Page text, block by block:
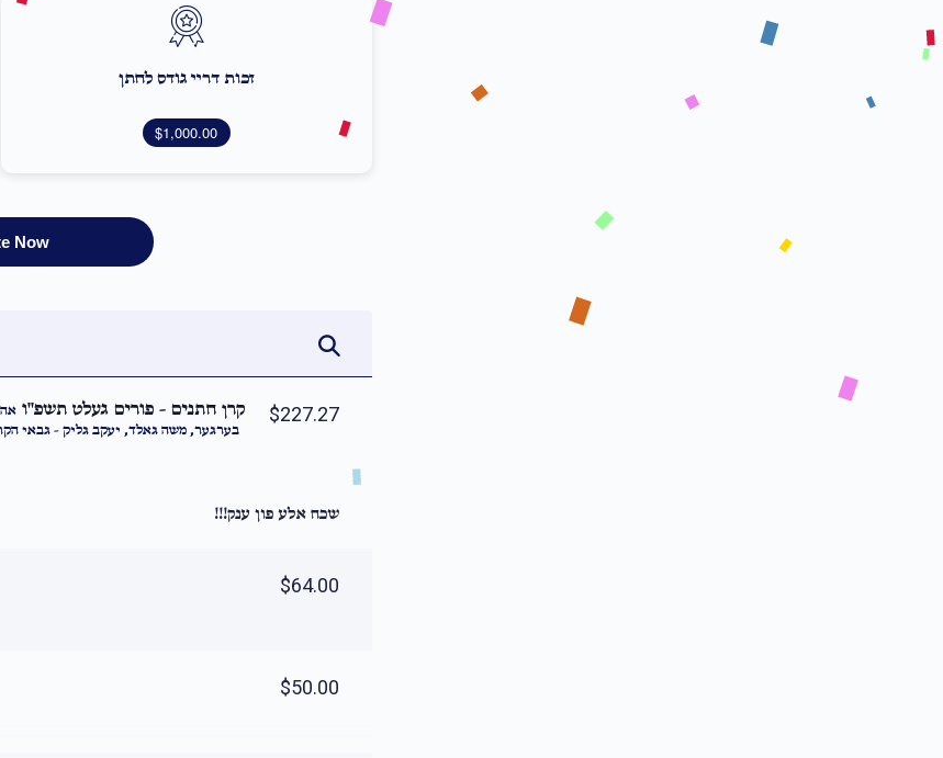
זכות דריי גודס לחתן
$1,000.00
Now
קרן חתנים - פורים געלט תשפ''ו
בערגער, משה גאלד, יעקב גליק - גבאי
$227.27
שכח אלע פון ענק!!!
$64.00
$50.00